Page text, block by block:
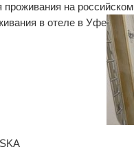
на
в отеле в Уфе